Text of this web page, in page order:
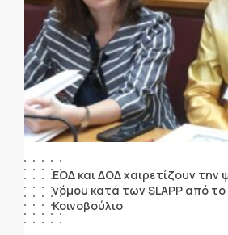
ΕΟΔ και ΔΟΔ χαιρετίζουν την
νόμου κατά των SLAPP από το
Κοινοβούλιο